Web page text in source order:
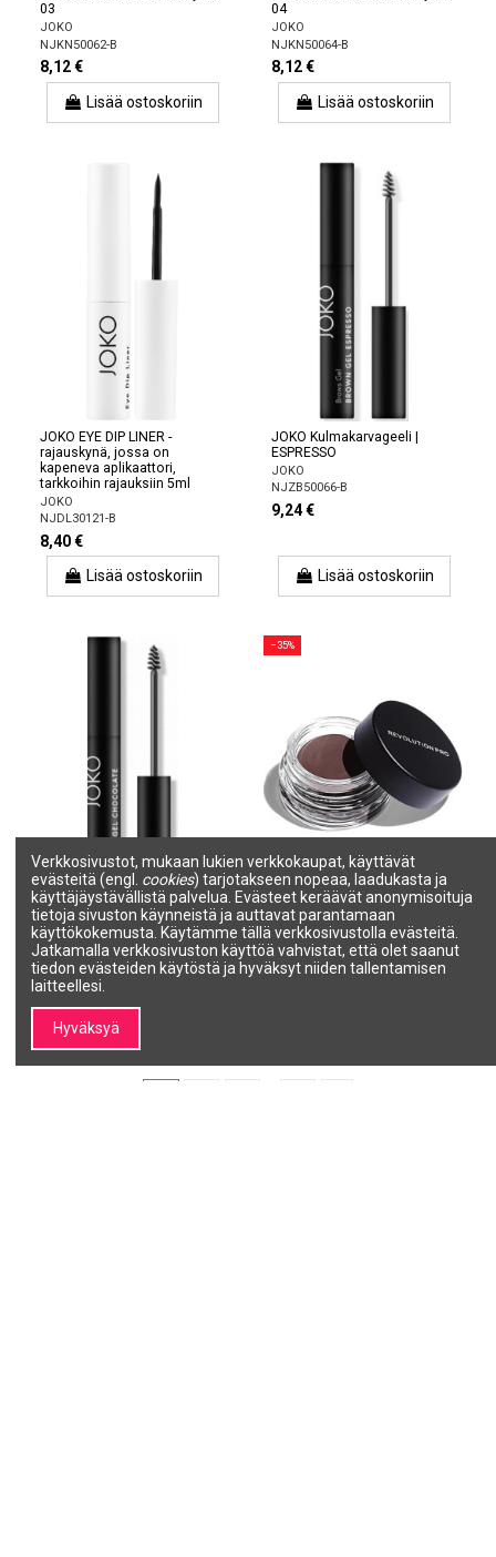
03
JOKO
NJKN50062-B
8,12 €
Lisää ostoskoriin
04
JOKO
NJKN50064-B
8,12 €
Lisää ostoskoriin
JOKO EYE DIP LINER -
rajauskynä, jossa on
kapeneva aplikaattori,
tarkkoihin rajauksiin 5ml
JOKO
NJDL30121-B
8,40 €
Lisää ostoskoriin
JOKO Kulmakarvageeli |
ESPRESSO
JOKO
NJZB50066-B
9,24 €
Lisää ostoskoriin
JOKO Kulmakarvageeli |
SUKLAA
JOKO
NJZB50068-B
9,24 €
Lisää ostoskoriin
−35%
JOKO Kulmakarvapomade |
SUKLAA
JOKO
NJPB50054-B
Verkkosivustot, mukaan lukien verkkokaupat, käyttävät
evästeitä (engl. cookies) tarjotakseen nopeaa, laadukasta ja
käyttäjäystävällistä palvelua. Evästeet keräävät anonymisoituja
tietoja sivuston käynneistä ja auttavat parantamaan
käyttökokemusta. Käytämme tällä verkkosivustolla evästeitä.
Jatkamalla verkkosivuston käyttöä vahvistat, että olet saanut
tiedon evästeiden käytöstä ja hyväksyt niiden tallentamisen
laitteellesi.
Hyväksyä